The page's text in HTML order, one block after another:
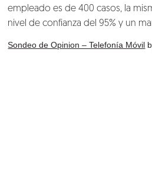
empleado es de 400 casos, la
nivel de confianza del 95% y un
Sondeo de Opinion – Telefonía Móvil